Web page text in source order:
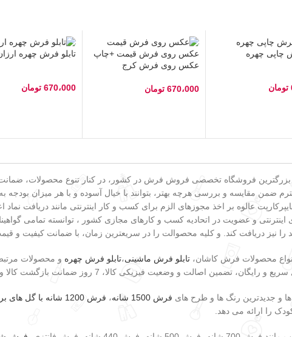
چاپی چهره
تومان
عکس روی فرش قیمت +چاپ
عکس روی فرش کرج
670،000 تومان
تابلو فرش چهره
670،000 تومان
ضمن مقایسه و بررسی هرچه بهتر، بتوانند با خیال آسوده و با هر میزان
عالوه بر اخذ مجوزهای الزم برای کسب و کار اینترنتی مانند دریافت
و عضویت در اتحادیه کسب و کارهای مجازی کشور ، توانسته تمامی
نیز دریافت کند. و کلیه محصوالت را در سریعترین زمان، با ضمانت کیفیت و
محصولات فرش کاشان،تابلو فرش ماشینی،تابلو فرش چهره و محصولات
و وضعیت فیزیکی کالا، 7 روز ضمانت بازگشت کالا و امکان پرداخت در هنگام دریافت کالا اشاره کرد.
و جدیدترین رنگ ها و طرح های فرش 1500 شانه ، فرش 1200 شانه با گل های برجسته
را ارائه می دهد.